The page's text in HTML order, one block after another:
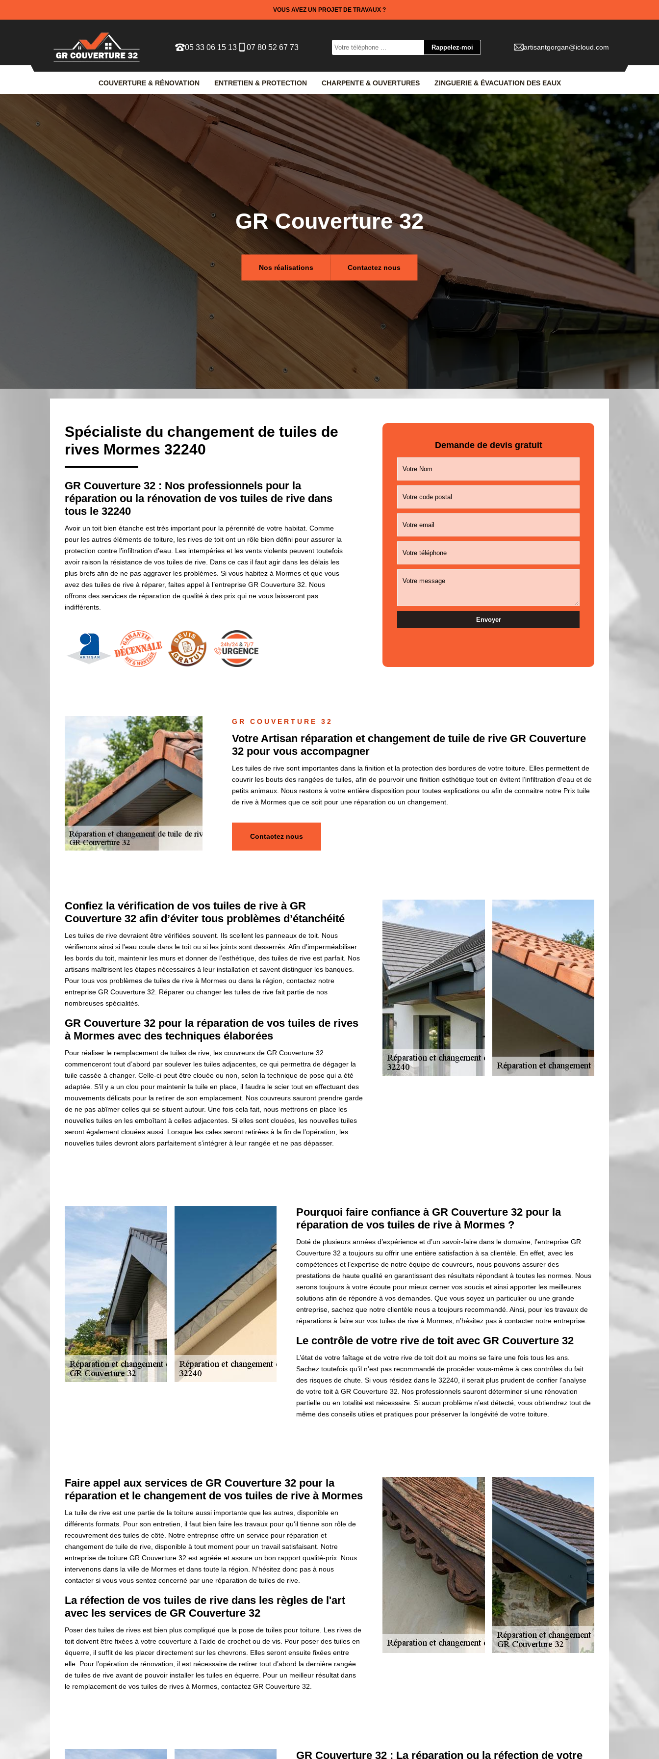
VOUS AVEZ UN PROJET DE TRAVAUX ?
05 33 06 15 13 07 80 52 67 73 artisantgorgan@icloud.com
COUVERTURE & RÉNOVATION ENTRETIEN & PROTECTION CHARPENTE & OUVERTURES ZINGUERIE & ÉVACUATION DES EAUX
GR Couverture 32
Nos réalisations Contactez nous
Spécialiste du changement de tuiles de
rives Mormes 32240
GR Couverture 32 : Nos professionnels pour la
réparation ou la rénovation de vos tuiles de rive dans
tous le 32240
Avoir un toit bien étanche est très important pour la pérennité de votre habitat. Comme
pour les autres éléments de toiture, les rives de toit ont un rôle bien défini pour assurer la
protection contre l’infiltration d’eau. Les intempéries et les vents violents peuvent toutefois
avoir raison la résistance de vos tuiles de rive. Dans ce cas il faut agir dans les délais les
plus brefs afin de ne pas aggraver les problèmes. Si vous habitez à Mormes et que vous
avez des tuiles de rive à réparer, faites appel à l’entreprise GR Couverture 32. Nous
offrons des services de réparation de qualité à des prix qui ne vous laisseront pas
indifférents.
Demande de devis gratuit
GR COUVERTURE 32
Votre Artisan réparation et changement de tuile de rive GR Couverture
32 pour vous accompagner
Les tuiles de rive sont importantes dans la finition et la protection des bordures de votre toiture. Elles permettent de
couvrir les bouts des rangées de tuiles, afin de pourvoir une finition esthétique tout en évitent l’infiltration d'eau et de
petits animaux. Nous restons à votre entière disposition pour toutes explications ou afin de connaitre notre Prix tuile
de rive à Mormes que ce soit pour une réparation ou un changement.
Contactez nous
Confiez la vérification de vos tuiles de rive à GR
Couverture 32 afin d’éviter tous problèmes d’étanchéité
Les tuiles de rive devraient être vérifiées souvent. Ils scellent les panneaux de toit. Nous
vérifierons ainsi si l'eau coule dans le toit ou si les joints sont desserrés. Afin d'imperméabiliser
les bords du toit, maintenir les murs et donner de l’esthétique, des tuiles de rive est parfait. Nos
artisans maîtrisent les étapes nécessaires à leur installation et savent distinguer les banques.
Pour tous vos problèmes de tuiles de rive à Mormes ou dans la région, contactez notre
entreprise GR Couverture 32. Réparer ou changer les tuiles de rive fait partie de nos
nombreuses spécialités.
GR Couverture 32 pour la réparation de vos tuiles de rives
à Mormes avec des techniques élaborées
Pour réaliser le remplacement de tuiles de rive, les couvreurs de GR Couverture 32
commenceront tout d’abord par soulever les tuiles adjacentes, ce qui permettra de dégager la
tuile cassée à changer. Celle-ci peut être clouée ou non, selon la technique de pose qui a été
adaptée. S’il y a un clou pour maintenir la tuile en place, il faudra le scier tout en effectuant des
mouvements délicats pour la retirer de son emplacement. Nos couvreurs sauront prendre garde
de ne pas abîmer celles qui se situent autour. Une fois cela fait, nous mettrons en place les
nouvelles tuiles en les emboîtant à celles adjacentes. Si elles sont clouées, les nouvelles tuiles
seront également clouées aussi. Lorsque les cales seront retirées à la fin de l’opération, les
nouvelles tuiles devront alors parfaitement s’intégrer à leur rangée et ne pas dépasser.
Pourquoi faire confiance à GR Couverture 32 pour la
réparation de vos tuiles de rive à Mormes ?
Doté de plusieurs années d’expérience et d’un savoir-faire dans le domaine, l’entreprise GR
Couverture 32 a toujours su offrir une entière satisfaction à sa clientèle. En effet, avec les
compétences et l’expertise de notre équipe de couvreurs, nous pouvons assurer des
prestations de haute qualité en garantissant des résultats répondant à toutes les normes. Nous
serons toujours à votre écoute pour mieux cerner vos soucis et ainsi apporter les meilleures
solutions afin de répondre à vos demandes. Que vous soyez un particulier ou une grande
entreprise, sachez que notre clientèle nous a toujours recommandé. Ainsi, pour les travaux de
réparations à faire sur vos tuiles de rive à Mormes, n’hésitez pas à contacter notre entreprise.
Le contrôle de votre rive de toit avec GR Couverture 32
L’état de votre faîtage et de votre rive de toit doit au moins se faire une fois tous les ans.
Sachez toutefois qu’il n’est pas recommandé de procéder vous-même à ces contrôles du fait
des risques de chute. Si vous résidez dans le 32240, il serait plus prudent de confier l’analyse
de votre toit à GR Couverture 32. Nos professionnels sauront déterminer si une rénovation
partielle ou en totalité est nécessaire. Si aucun problème n’est détecté, vous obtiendrez tout de
même des conseils utiles et pratiques pour préserver la longévité de votre toiture.
Faire appel aux services de GR Couverture 32 pour la
réparation et le changement de vos tuiles de rive à Mormes
La tuile de rive est une partie de la toiture aussi importante que les autres, disponible en
différents formats. Pour son entretien, il faut bien faire les travaux pour qu'il tienne son rôle de
recouvrement des tuiles de côté. Notre entreprise offre un service pour réparation et
changement de tuile de rive, disponible à tout moment pour un travail satisfaisant. Notre
entreprise de toiture GR Couverture 32 est agréée et assure un bon rapport qualité-prix. Nous
intervenons dans la ville de Mormes et dans toute la région. N’hésitez donc pas à nous
contacter si vous vous sentez concerné par une réparation de tuiles de rive.
La réfection de vos tuiles de rive dans les règles de l'art
avec les services de GR Couverture 32
Poser des tuiles de rives est bien plus compliqué que la pose de tuiles pour toiture. Les rives de
toit doivent être fixées à votre couverture à l’aide de crochet ou de vis. Pour poser des tuiles en
équerre, il suffit de les placer directement sur les chevrons. Elles seront ensuite fixées entre
elle. Pour l’opération de rénovation, il est nécessaire de retirer tout d’abord la dernière rangée
de tuiles de rive avant de pouvoir installer les tuiles en équerre. Pour un meilleur résultat dans
le remplacement de vos tuiles de rives à Mormes, contactez GR Couverture 32.
GR Couverture 32 : La réparation ou la réfection de votre